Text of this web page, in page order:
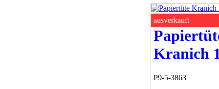
ausverkauft
Kranich
P9-5-3863